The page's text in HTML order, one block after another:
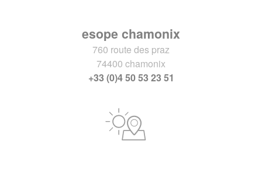
esope chamonix
760 route des praz
74400 chamonix
+33 (0)4 50 53 23 51